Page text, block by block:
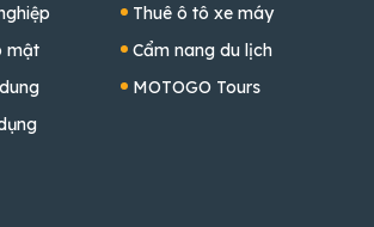
mật
Thuê ô tô xe máy
Cẩm nang du lịch
MOTOGO Tours